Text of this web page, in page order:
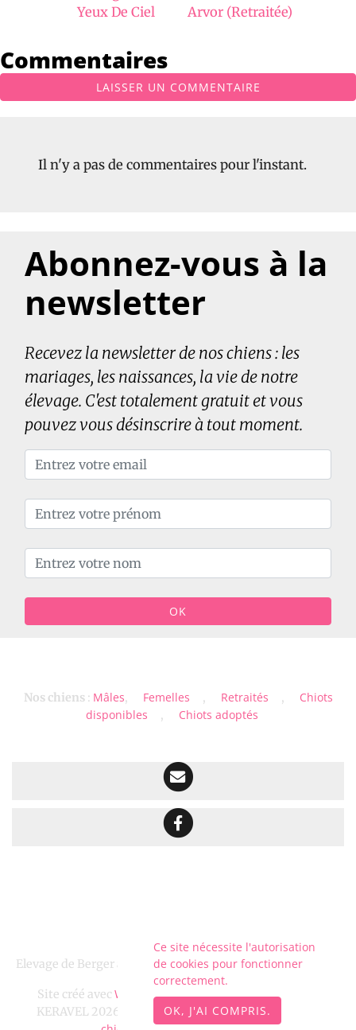
Yeux De Ciel
Arvor (Retraitée)
Commentaires
LAISSER UN COMMENTAIRE
Il n'y a pas de commentaires pour l'instant.
Abonnez-vous à la
newsletter
Recevez la newsletter de nos chiens : les
mariages, les naissances, la vie de notre
élevage. C'est totalement gratuit et vous
pouvez vous désinscrire à tout moment.
OK
Nos chiens: Mâles, Femelles , Retraités ,
Chiots
disponibles
, Chiots adoptés
Elevage de Berger australien depuis 2011 situé en Finistère
Site créé avec WeBreed- Copyright© DOMAINE DE
KERAVEL 2026 -
DOMAINE DE KERAVELsur
Ce site nécessite l'autorisation
de cookies pour fonctionner
correctement.
OK, J'AI COMPRIS.